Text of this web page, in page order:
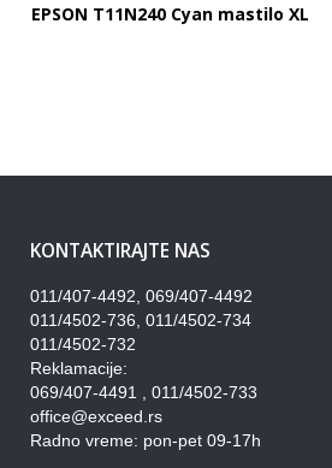
EPSON T11N240 Cyan mastilo XL
KONTAKTIRAJTE NAS
011/407-4492, 069/407-4492
011/4502-736, 011/4502-734
011/4502-732
Reklamacije:
069/407-4491 , 011/4502-733
office@exceed.rs
Radno vreme: pon-pet 09-17h